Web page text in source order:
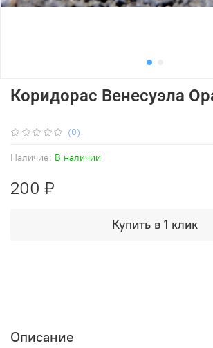
(0)
Наличие: В наличии
Коридорас Венесуэла
200 ₽
Купить в 1 клик
Описание